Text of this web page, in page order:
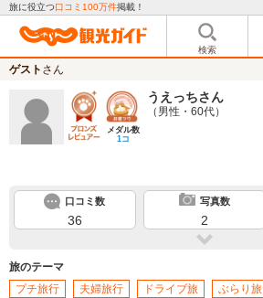
旅に役立つ口コミ100万件掲載！
検索
ゲスト さん
メダル数
1コ
うえっちさん
（男性・60代）
口コミ数
36
写真数
2
旅のテーマ
プチ旅行
夫婦旅行 ドライブ旅 ぶらり旅